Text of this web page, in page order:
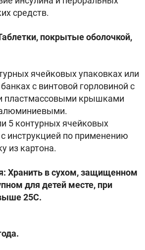
средств.
покрытые оболочкой,
ячейковых упаковках или
с винтовой горловиной с
пластмассовыми крышками
5 контурных ячейковых
инструкцией по применению
из картона.
Хранить в сухом, защищенном
для детей месте, при
25С.